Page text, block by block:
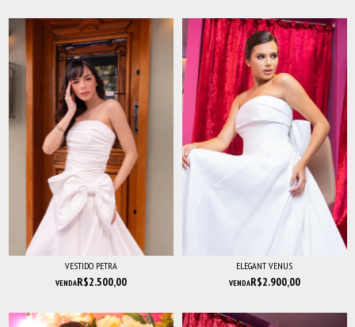
VESTIDO PETRA
VENDAR$2.500,00
ELEGANT VENUS
VENDAR$2.900,00